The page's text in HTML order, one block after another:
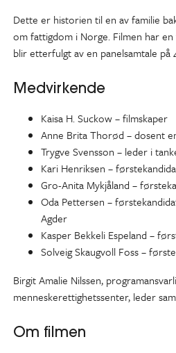
Dette er historien til en av familie
om fattigdom i Norge. Filmen har
blir etterfulgt av en panelsamtale på
Medvirkende
Kaisa H. Suckow – filmskaper
Anne Brita Thorød – dosent
Trygve Svensson – leder i
Kari Henriksen –
Gro-Anita Mykjåland –
Oda Pettersen –
Agder
Kasper Bekkeli Espeland –
Solveig Skaugvoll Foss –
Birgit Amalie Nilssen,
menneskerettighetssenter, leder
Om filmen